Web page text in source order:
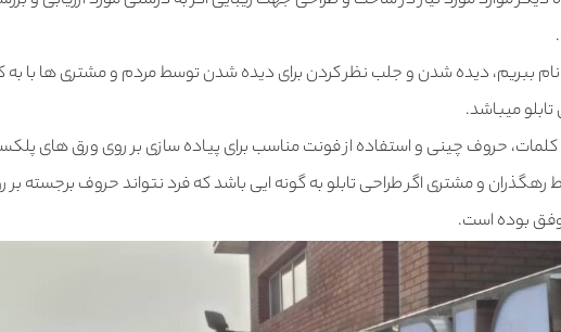
نام ببریم، دیده شدن و جلب نظر کردن برای دیده شدن توسط مردم و مشتری ها با به
میباشد.
کلمات، حروف چینی و استفاده از فونت مناسب برای پیاده سازی بر روی ورق های
و مشتری اگر طراحی تابلو به گونه ایی باشد که فرد نتواند حروف برجسته بر
بوده است.